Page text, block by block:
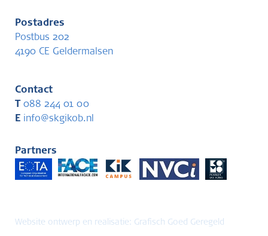
Postadres
Postbus 202
4190 CE Geldermalsen
Contact
088 244 01 00
E info@skgikob.nl
Partners
Website ontwerp en realisatie: Grafisch Goed Geregeld